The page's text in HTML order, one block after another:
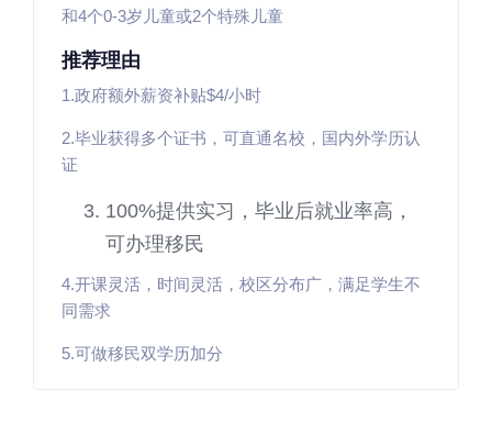
和4个0-3岁儿童或2个特殊儿童
推荐理由
1.政府额外薪资补贴$4/小时
2.毕业获得多个证书，可直通名校，国内外学历认
证
100%提供实习，毕业后就业率高，
可办理移民
4.开课灵活，时间灵活，校区分布广，满足学生不
同需求
5.可做移民双学历加分